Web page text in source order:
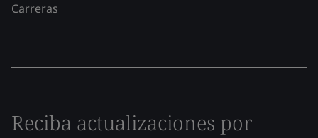
Carreras
Reciba actualizaciones por